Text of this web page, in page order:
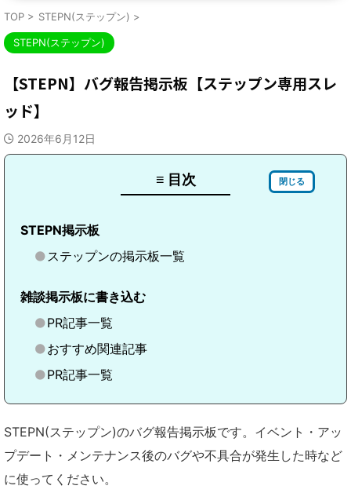
TOP > STEPN(ステップン) >
STEPN(ステップン)
【STEPN】バグ報告掲示板【ステップン専用スレ
ッド】
2026年6月12日
≡ 目次 閉じる
STEPN掲示板
ステップンの掲示板一覧
雑談掲示板に書き込む
PR記事一覧
おすすめ関連記事
PR記事一覧
STEPN(ステップン)のバグ報告掲示板です。イベント・アッ
プデート・メンテナンス後のバグや不具合が発生した時など
に使ってください。